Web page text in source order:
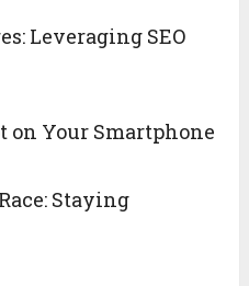
Leveraging SEO
on Your Smartphone
Staying